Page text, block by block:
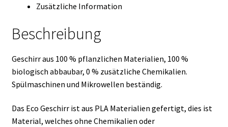
Zusätzliche Information
Beschreibung
Geschirr aus 100 % pflanzlichen Materialien, 100 %
biologisch abbaubar, 0 % zusätzliche Chemikalien.
Spülmaschinen und Mikrowellen beständig.
Das Eco Geschirr ist aus PLA Materialien gefertigt, dies ist
Material, welches ohne Chemikalien oder